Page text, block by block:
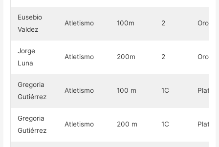
Eusebio
Valdez
Atletismo 100m 2 Oro
Jorge
Luna
Atletismo 200m 2 Oro
Gregoria
Gutiérrez​
Atletismo 100 m 1C Plata
Gregoria
Gutiérrez​
Atletismo 200 m 1C Plata